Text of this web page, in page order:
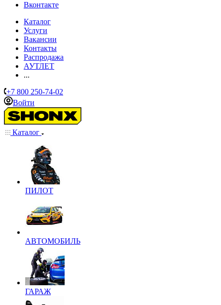
Вконтакте
Каталог
Услуги
Вакансии
Контакты
Распродажа
АУТЛЕТ
...
+7 800 250-74-02
Войти
Каталог
ПИЛОТ
АВТОМОБИЛЬ
ГАРАЖ